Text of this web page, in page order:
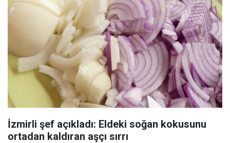
İzmirli şef açıkladı: Eldeki soğan kokusunu
ortadan kaldıran aşçı sırrı